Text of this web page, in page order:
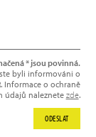
* jsou povinná.
byli informováni o
Informace o ochraně
údajů naleznete zde.
ODESLAT